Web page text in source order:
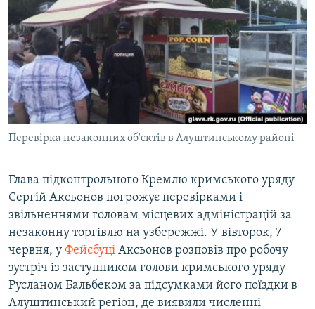
СПЕЦПРОЕКТИ
ДЕПОРТАЦІЯ
ВІДЕОУРОКИ «ELIFBE»
СВІДЧЕННЯ ОКУПАЦІЇ
УКРАЇНСЬКА ПРОБЛЕМА КРИМУ
ІНФОГРАФІКА
ЯК ОБІЙТИ БЛОКУВАННЯ
Русский
Qırımtatar
ДОЛУЧАЙСЯ!
Усі сайти RFE/RL
Перевірка незаконних об'єктів в Алуштинському районі
Глава підконтрольного Кремлю кримського уряду
Сергій Аксьонов погрожує перевірками і
звільненнями головам місцевих адміністрацій за
незаконну торгівлю на узбережжі. У вівторок, 7
червня, у Фейсбуці Аксьонов розповів про робочу
зустріч із заступником голови кримського уряду
Русланом Бальбеком за підсумками його поїздки в
Алуштинський регіон, де виявили численні